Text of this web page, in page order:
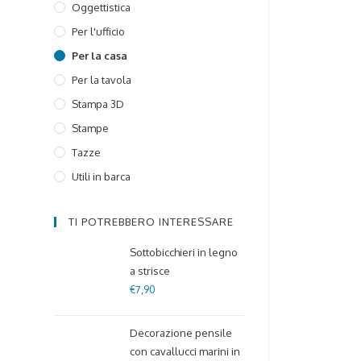
Oggettistica
Per l'ufficio
Per la casa
Per la tavola
Stampa 3D
Stampe
Tazze
Utili in barca
TI POTREBBERO INTERESSARE
Sottobicchieri in legno
a strisce
€7,90
Decorazione pensile
con cavallucci marini in